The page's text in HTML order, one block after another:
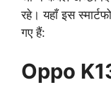
रहे। यहाँ इस
गए हैं:
Oppo